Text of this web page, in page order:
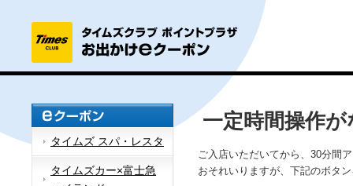
タイムズ スパ・レスタ
タイムズカー×富士急
一定時間操作
ご入店いただいてから、30分間
おそれいりますが、下記のボタ